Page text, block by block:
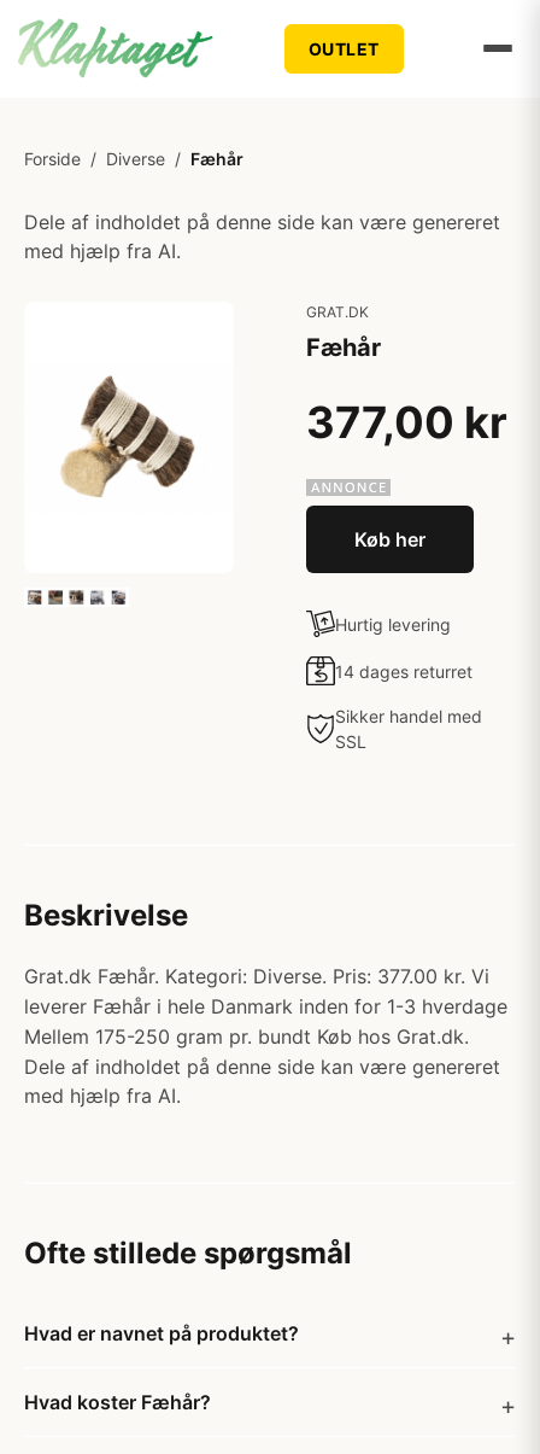
OUTLET
Forside / Diverse / Fæhår
Dele af indholdet på denne side kan være genereret
med hjælp fra AI.
GRAT.DK
Fæhår
377,00 kr
Køb her
Hurtig levering
14 dages returret
Sikker handel med
SSL
Beskrivelse
Grat.dk Fæhår. Kategori: Diverse. Pris: 377.00 kr. Vi
leverer Fæhår i hele Danmark inden for 1-3 hverdage
Mellem 175-250 gram pr. bundt Køb hos Grat.dk.
Dele af indholdet på denne side kan være genereret
med hjælp fra AI.
Ofte stillede spørgsmål
Hvad er navnet på produktet?
Hvad koster Fæhår?